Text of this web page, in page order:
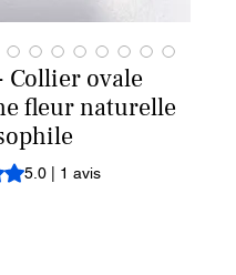
Collier ovale
fleur naturelle
de 5.0 sur cinq étoiles selon
5.0 | 1 avis